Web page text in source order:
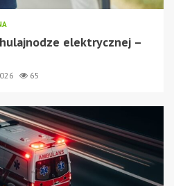
elektrycznej –
65